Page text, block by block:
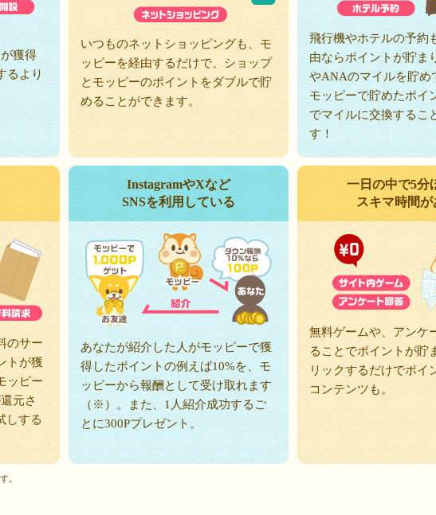
獲得
るより
いつものネットショッピングも、モ
ッピーを経由するだけで、ショップ
とモッピーのポイントをダブルで貯
めることができます。
飛行機やホテルの予約
由ならポイントが貯ま
やANAのマイルを貯め
モッピーで貯めたポイ
でマイルに交換するこ
す！
のサー
トが獲
ッピー
元さ
しする
InstagramやXなど
SNSを利用している
あなたが紹介した人がモッピーで獲
得したポイントの例えば10%を、モ
ッピーから報酬として受け取れます
（※）。また、1人紹介成功するご
とに300Pプレゼント。
一日の中で5分
スキマ時間が
無料ゲームや、アンケ
ることでポイントが貯
リックするだけでポイ
コンテンツも。
。